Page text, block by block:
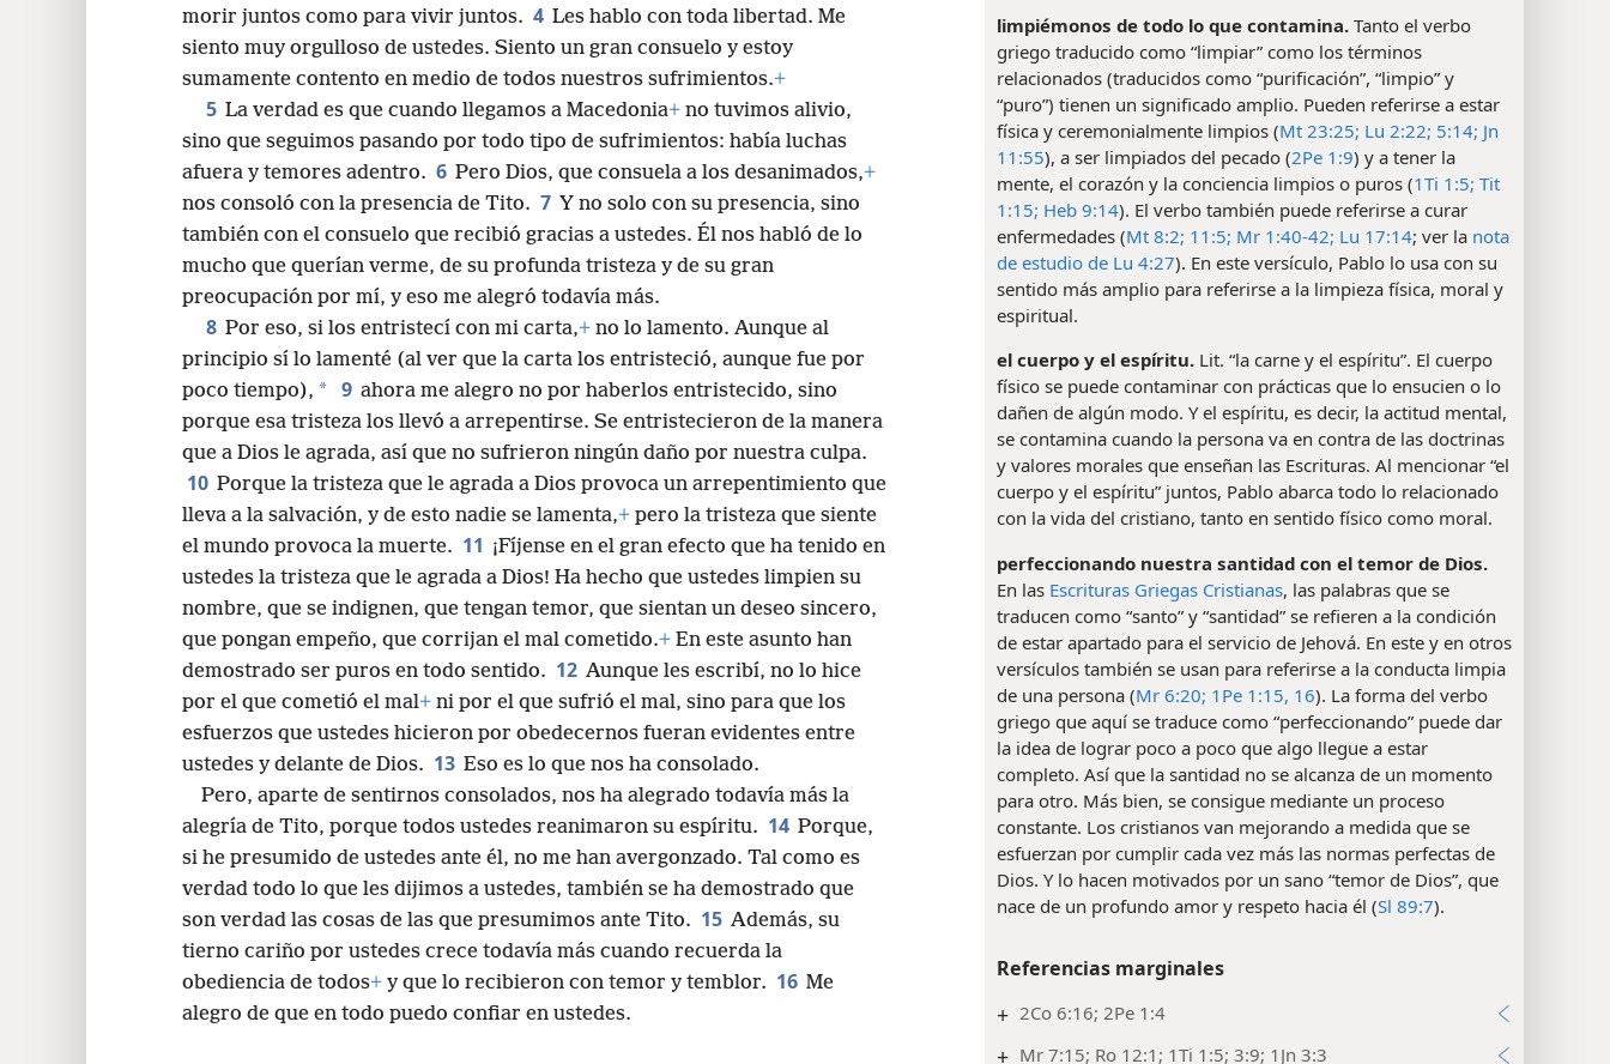
limpiémonos de todo lo que contamina. Tanto el verbo
griego traducido como “limpiar” como los términos
relacionados (traducidos como “purificación”, “limpio” y
“puro”) tienen un significado amplio. Pueden referirse a estar
física y ceremonialmente limpios (Mt 23:25; Lu 2:22; 5:14; Jn
11:55), a ser limpiados del pecado (2Pe 1:9) y a tener la
mente, el corazón y la conciencia limpios o puros (1Ti 1:5; Tit
1:15; Heb 9:14). El verbo también puede referirse a curar
enfermedades (Mt 8:2; 11:5; Mr 1:40-42; Lu 17:14; ver la nota
de estudio de Lu 4:27). En este versículo, Pablo lo usa con su
sentido más amplio para referirse a la limpieza física, moral y
espiritual.
el cuerpo y el espíritu. Lit. “la carne y el espíritu”. El cuerpo
físico se puede contaminar con prácticas que lo ensucien o lo
dañen de algún modo. Y el espíritu, es decir, la actitud mental,
se contamina cuando la persona va en contra de las doctrinas
y valores morales que enseñan las Escrituras. Al mencionar “el
cuerpo y el espíritu” juntos, Pablo abarca todo lo relacionado
con la vida del cristiano, tanto en sentido físico como moral.
perfeccionando nuestra santidad con el temor de Dios.
En las Escrituras Griegas Cristianas, las palabras que se
traducen como “santo” y “santidad” se refieren a la condición
de estar apartado para el servicio de Jehová. En este y en otros
versículos también se usan para referirse a la conducta limpia
de una persona (Mr 6:20; 1Pe 1:15, 16). La forma del verbo
griego que aquí se traduce como “perfeccionando” puede dar
la idea de lograr poco a poco que algo llegue a estar
completo. Así que la santidad no se alcanza de un momento
para otro. Más bien, se consigue mediante un proceso
constante. Los cristianos van mejorando a medida que se
esfuerzan por cumplir cada vez más las normas perfectas de
Dios. Y lo hacen motivados por un sano “temor de Dios”, que
nace de un profundo amor y respeto hacia él (Sl 89:7).
Referencias marginales
+ 2Co 6:16; 2Pe 1:4
+ Mr 7:15; Ro 12:1; 1Ti 1:5; 3:9; 1Jn 3:3
morir juntos como para vivir juntos. 4 Les hablo con toda libertad. Me
siento muy orgulloso de ustedes. Siento un gran consuelo y estoy
sumamente contento en medio de todos nuestros sufrimientos.+
5 La verdad es que cuando llegamos a Macedonia+ no tuvimos alivio,
sino que seguimos pasando por todo tipo de sufrimientos: había luchas
afuera y temores adentro. 6 Pero Dios, que consuela a los desanimados,+
nos consoló con la presencia de Tito. 7 Y no solo con su presencia, sino
también con el consuelo que recibió gracias a ustedes. Él nos habló de lo
mucho que querían verme, de su profunda tristeza y de su gran
preocupación por mí, y eso me alegró todavía más.
8 Por eso, si los entristecí con mi carta,+ no lo lamento. Aunque al
principio sí lo lamenté (al ver que la carta los entristeció, aunque fue por
poco tiempo), * 9 ahora me alegro no por haberlos entristecido, sino
porque esa tristeza los llevó a arrepentirse. Se entristecieron de la manera
que a Dios le agrada, así que no sufrieron ningún daño por nuestra culpa.
10 Porque la tristeza que le agrada a Dios provoca un arrepentimiento que
lleva a la salvación, y de esto nadie se lamenta,+ pero la tristeza que siente
el mundo provoca la muerte. 11 ¡Fíjense en el gran efecto que ha tenido en
ustedes la tristeza que le agrada a Dios! Ha hecho que ustedes limpien su
nombre, que se indignen, que tengan temor, que sientan un deseo sincero,
que pongan empeño, que corrijan el mal cometido.+ En este asunto han
demostrado ser puros en todo sentido. 12 Aunque les escribí, no lo hice
por el que cometió el mal+ ni por el que sufrió el mal, sino para que los
esfuerzos que ustedes hicieron por obedecernos fueran evidentes entre
ustedes y delante de Dios. 13 Eso es lo que nos ha consolado.
Pero, aparte de sentirnos consolados, nos ha alegrado todavía más la
alegría de Tito, porque todos ustedes reanimaron su espíritu. 14 Porque,
si he presumido de ustedes ante él, no me han avergonzado. Tal como es
verdad todo lo que les dijimos a ustedes, también se ha demostrado que
son verdad las cosas de las que presumimos ante Tito. 15 Además, su
tierno cariño por ustedes crece todavía más cuando recuerda la
obediencia de todos+ y que lo recibieron con temor y temblor. 16 Me
alegro de que en todo puedo confiar en ustedes.